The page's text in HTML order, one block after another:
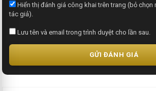
Hiển thị đánh giá công khai trên trang (bỏ chọn
tác giả).
Lưu tên và email trong trình duyệt cho lần sau.
GỬI ĐÁNH GIÁ